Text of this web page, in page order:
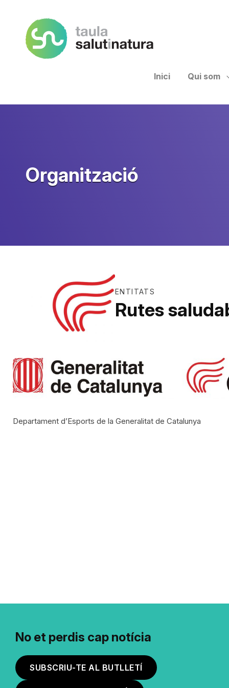
Taula Salut I Natura
Inici Qui som
Organització
ENTITATS
Rutes
Departament d’Esports de la Generalitat de Catalunya
No et perdis cap notícia
SUBSCRIU-TE AL BUTLLETÍ